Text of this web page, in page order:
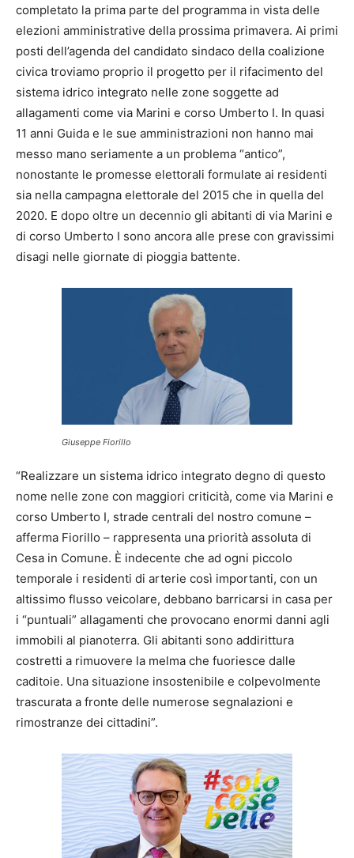
completato la prima parte del programma in vista delle
elezioni amministrative della prossima primavera. Ai primi
posti dell’agenda del candidato sindaco della coalizione
civica troviamo proprio il progetto per il rifacimento del
sistema idrico integrato nelle zone soggette ad
allagamenti come via Marini e corso Umberto I. In quasi
11 anni Guida e le sue amministrazioni non hanno mai
messo mano seriamente a un problema “antico”,
nonostante le promesse elettorali formulate ai residenti
sia nella campagna elettorale del 2015 che in quella del
2020. E dopo oltre un decennio gli abitanti di via Marini e
di corso Umberto I sono ancora alle prese con gravissimi
disagi nelle giornate di pioggia battente.
Giuseppe Fiorillo
“Realizzare un sistema idrico integrato degno di questo
nome nelle zone con maggiori criticità, come via Marini e
corso Umberto I, strade centrali del nostro comune –
afferma Fiorillo – rappresenta una priorità assoluta di
Cesa in Comune. È indecente che ad ogni piccolo
temporale i residenti di arterie così importanti, con un
altissimo flusso veicolare, debbano barricarsi in casa per
i “puntuali” allagamenti che provocano enormi danni agli
immobili al pianoterra. Gli abitanti sono addirittura
costretti a rimuovere la melma che fuoriesce dalle
caditoie. Una situazione insostenibile e colpevolmente
trascurata a fronte delle numerose segnalazioni e
rimostranze dei cittadini”.